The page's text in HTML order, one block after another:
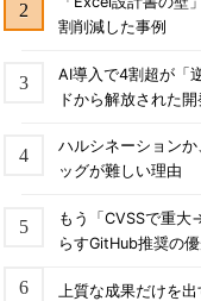
割削減した事例
AI導入で4割超が「
ドから解放された
ハルシネーション
ッグが難しい理由
もう「CVSSで重
らすGitHub推奨の
上質な成果だけを